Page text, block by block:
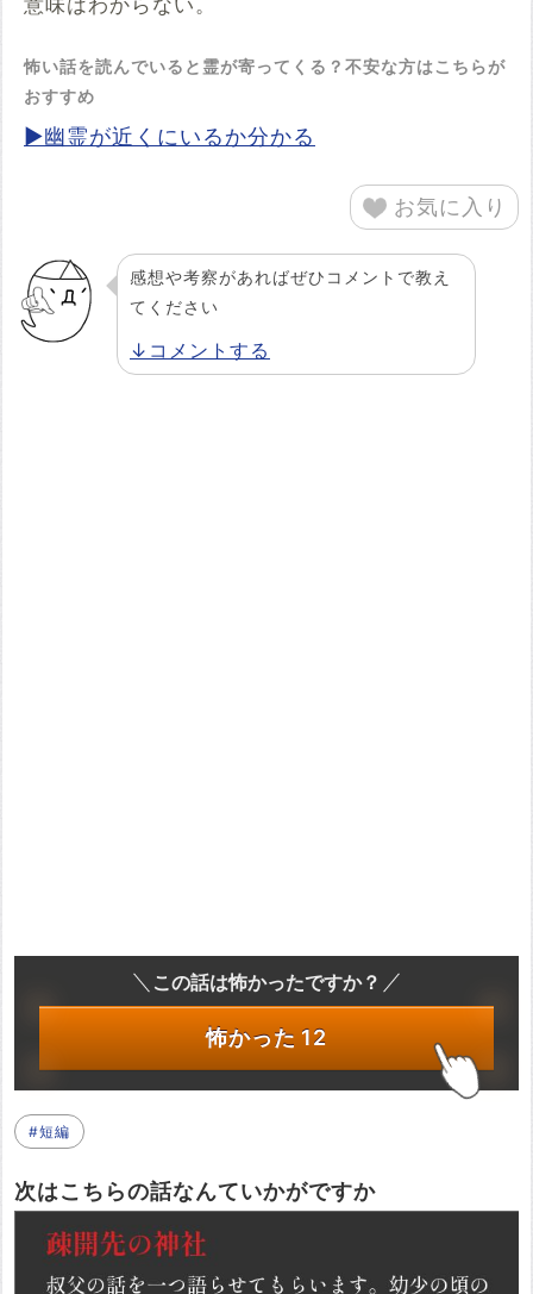
意味はわからない。
怖い話を読んでいると霊が寄ってくる？不安な方はこちらが
おすすめ
▶幽霊が近くにいるか分かる
お気に入り
感想や考察があればぜひコメントで教え
てください
↓コメントする
この話は怖かったですか？
怖かった 12
#短編
次はこちらの話なんていかがですか